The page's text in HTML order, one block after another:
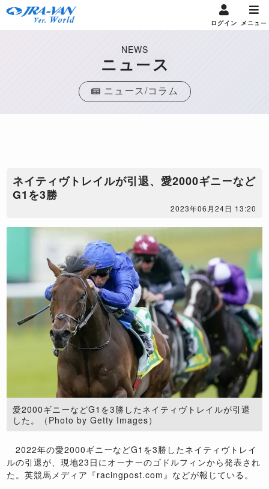
ログイン メニュー
NEWS
ニュース
ニュース/コラム
ネイティヴトレイルが引退、愛2000ギニーなど
G1を3勝
2023年06月24日 13:20
愛2000ギニーなどG1を3勝したネイティヴトレイルが引退
した。（Photo by Getty Images）
2022年の愛2000ギニーなどG1を3勝したネイティヴトレイ
ルの引退が、現地23日にオーナーのゴドルフィンから発表され
た。英競馬メディア『racingpost.com』などが報じている。